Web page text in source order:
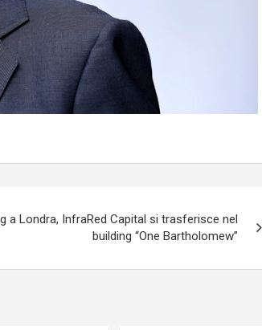
a Londra, InfraRed Capital si trasferisce nel
building “One Bartholomew”